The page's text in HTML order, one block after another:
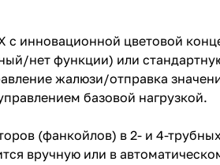
с инновационной цветовой
нет функции) или
жалюзи/отправка
базовой нагрузкой.
(фанкойлов) в 2- и 4-
вручную или в